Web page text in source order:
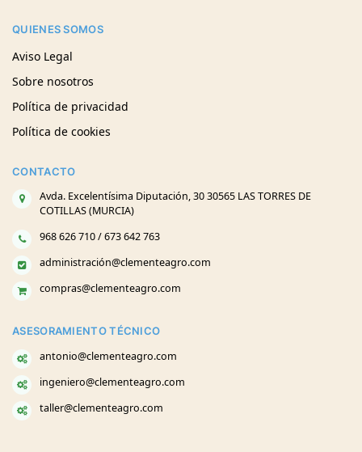
QUIENES SOMOS
Aviso Legal
Sobre nosotros
Política de privacidad
Política de cookies
CONTACTO
Avda. Excelentísima Diputación, 30 30565 LAS TORRES DE
COTILLAS (MURCIA)
968 626 710 / 673 642 763
administración@clementeagro.com
compras@clementeagro.com
ASESORAMIENTO TÉCNICO
antonio@clementeagro.com
ingeniero@clementeagro.com
taller@clementeagro.com